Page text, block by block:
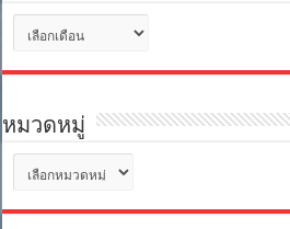
เก็บ
หมวดหมู่
หมู่